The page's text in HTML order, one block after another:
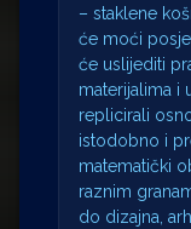
– staklene
će moći
će uslijediti
materijalima i
replicirali
istodobno i
matematički
raznim
do dizajna,